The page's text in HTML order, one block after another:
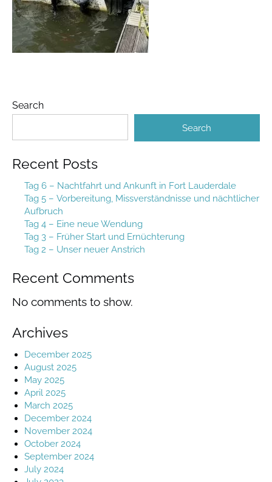
Search
Search
Recent Posts
Tag 6 – Nachtfahrt und Ankunft in Fort Lauderdale
Tag 5 – Vorbereitung, Missverständnisse und nächtlicher
Aufbruch
Tag 4 – Eine neue Wendung
Tag 3 – Früher Start und Ernüchterung
Tag 2 – Unser neuer Anstrich
Recent Comments
No comments to show.
Archives
December 2025
August 2025
May 2025
April 2025
March 2025
December 2024
November 2024
October 2024
September 2024
July 2024